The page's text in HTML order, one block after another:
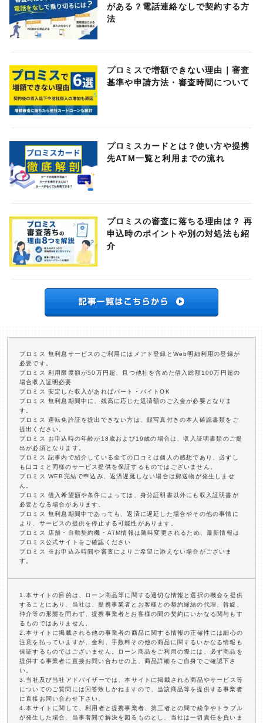
がある？電話連絡なしで契約する方
法
プロミスで増額できない理由｜審査
基準や申請方法・審査時間について
プロミスカードとは？使い方や提携
先ATM一覧と利用までの流れ
プロミスの審査に落ちる理由は？ 再
申込時のポイントや別の対処法も紹
介
プロミス 無利息サービスのご利用にはメアド登録とWeb明細利用の登録が
必要です。
プロミス 利用限度額が50万円超、且つ他社を含めた借入総額100万円超の
場合収入証明必要
プロミス 安定した収入があればパート・バイトOK
プロミス 無利息期間中に、残高に応じた返済額のご入金が必要となりま
す。
プロミス 運転免許証を提出できない方は、顔写真付きの本人確認書類をご
提出ください。
プロミス お申込時の年齢が18歳および19歳の場合は、収入証明書類のご提
出が必須となります。
プロミス 記事内で紹介している全ての口コミは個人の感想であり、必ずし
も口コミと同様のサービス提供を保証するものではございません。
プロミス WEB完結で申込み、返済遅延しない場合は郵送物が発生しませ
ん。
プロミス 借入希望額や条件によっては、身分証明書以外にも収入証明書が
必要となる場合があります。
プロミス 無利息期間中であっても、返済に遅延した場合やその他の事情に
より、サービスの提供を停止する可能性があります。
プロミス 店舗・自動契約機・ATM情報は随時変更されるため、最新情報は
プロミス公式サイトをご確認ください
プロミス ※お申込み時間や審査によりご希望に添えない場合がございま
す。
1.本サイトの目的は、ローン商品等に関する適切な情報と選択の機会を提供
することにあり、当社は、提携事業者とお客様との契約締結の代理、斡旋、
仲介等の形態を問わず、提携事業者とお客様の間の契約にいかなる関与もす
るものではありません。
2.本サイトに掲載される他の事業者の商品に関する情報の正確性には細心の
注意を払っていますが、金利、手数料その他の商品に関するいかなる情報も
保証するものではございません。ローン商品をご利用の際には、必ず商品を
提供する事業者に直接お問い合わせの上、商品詳細をご自身でご確認下さ
い。
3.当社及び当社アドバイザーでは、本サイトに掲載される商品やサービス等
についてのご質問には回答致しかねますので、当該商品等を提供する事業者
に直接お問い合わせ下さい。
4.本サイトに関して、利用者と提携事業者、第三者との間で紛争やトラブル
が発生した場合、当事者間で解決を図るものとし、当社は一切責任を負いま